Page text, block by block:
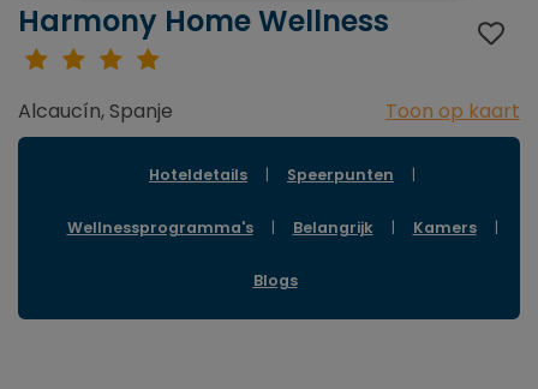
Harmony Home Wellness
Alcaucín, Spanje Toon op kaart
Hoteldetails | Speerpunten |
Wellnessprogramma's | Belangrijk | Kamers |
Blogs